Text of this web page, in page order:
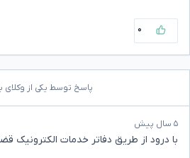
۰
پاسخ توسط یکی از وکلای
۵ سال پیش
با درود از طریق دفاتر خدمات الکترونیک